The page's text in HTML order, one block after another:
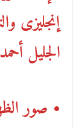
إنجليزى
الجليل
• صور